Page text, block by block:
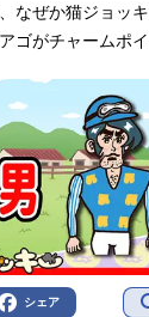
なぜか猫ジョッ
ゴがチャームポイ
シェア